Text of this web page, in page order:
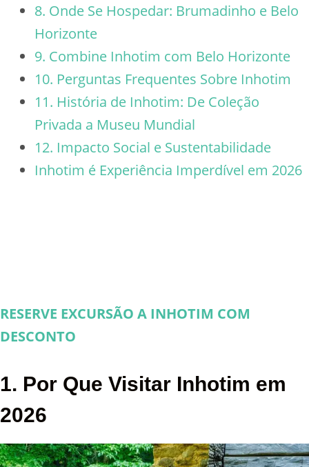
8. Onde Se Hospedar: Brumadinho e Belo
Horizonte
9. Combine Inhotim com Belo Horizonte
10. Perguntas Frequentes Sobre Inhotim
11. História de Inhotim: De Coleção
Privada a Museu Mundial
12. Impacto Social e Sustentabilidade
Inhotim é Experiência Imperdível em 2026
RESERVE EXCURSÃO A INHOTIM COM
DESCONTO
1. Por Que Visitar Inhotim em
2026